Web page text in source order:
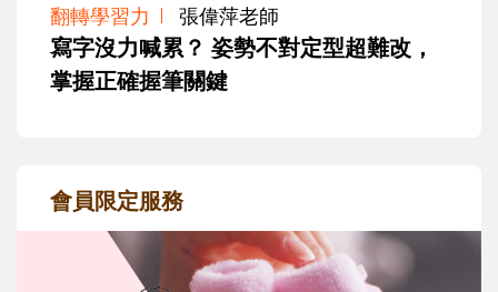
翻轉學習力 張偉萍老師
寫字沒力喊累？ 姿勢不對定型超難改，
掌握正確握筆關鍵
會員限定服務